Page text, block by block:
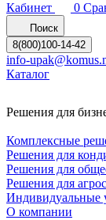
Кабинет
0
Поиск
8(800)100-14-42
info-
Каталог
Решения для
Комплексные
Решения для
Решения для
Решения для
Индивидуальные
О компании